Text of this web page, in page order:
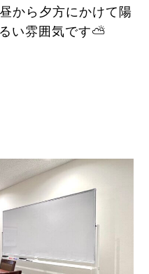
から夕方にかけて陽
い雰囲気です⛅️